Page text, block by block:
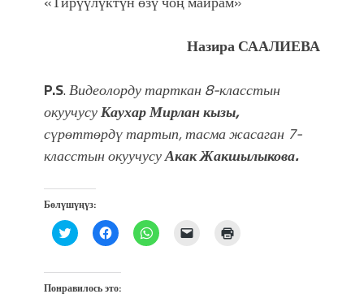
Назира СААЛИЕВА
P.S.Видеолорду тарткан 8-класстын
окуучусуКаухар Мирлан кызы,
сүрөттөрдү тартып, тасма жасаган 7-
класстын окуучусуАкак Жакшылыкова.
Бөлүшүңүз:
Нажмите,
чтобы
Twitter
(Открывается
в
Нажмите,
чтобы
Facebook
(Открывается
в
Нажмите,
чтобы
Послать
ссылку
Понравилось это: